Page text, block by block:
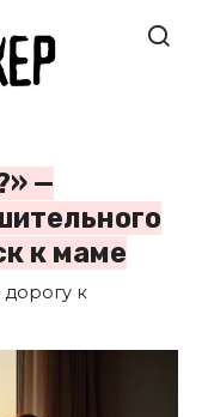
—
к маме
к